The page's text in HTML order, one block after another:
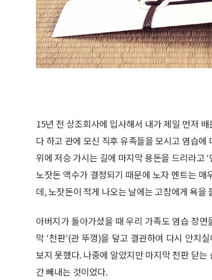
15년 전 상조회사에 입사해서 내가 제일 먼저
다 하고 관에 모신 직후 유족들을 모시고 염습
위에 저승 가시는 길에 마지막 용돈을 드리라고
노잣돈 액수가 결정되기 때문에 노자 멘트는
데, 노잣돈이 적게 나오는 날에는 고참에게 욕을
아버지가 돌아가셨을 때 우리 가족도 염습 장
막 ‘천판’(관 뚜껑)을 덮고 결관하여 다시 안치
보지 못했다. 나중에 알았지만 마지막 천판 닫
간 빼내는 것이었다.